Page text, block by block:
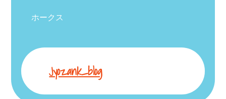
ホークス
Jyozank_blog